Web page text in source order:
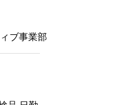
ブ事業部